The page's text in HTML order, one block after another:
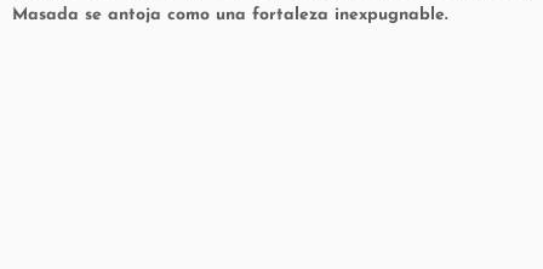
Masada se antoja como una fortaleza inexpugnable.